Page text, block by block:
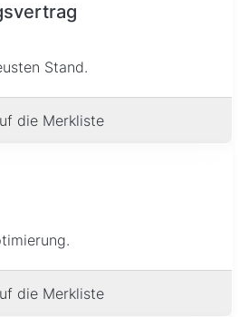
Stand.
die Merkliste
die Merkliste